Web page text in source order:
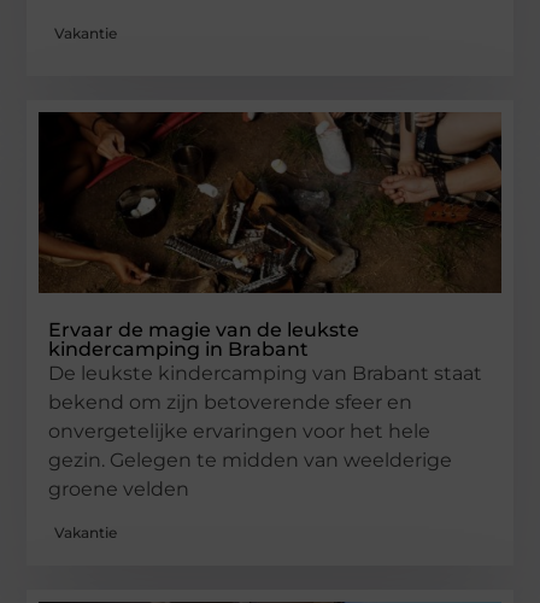
Vakantie
Ervaar de magie van de leukste
kindercamping in Brabant
De leukste kindercamping van Brabant staat
bekend om zijn betoverende sfeer en
onvergetelijke ervaringen voor het hele
gezin. Gelegen te midden van weelderige
groene velden
Vakantie